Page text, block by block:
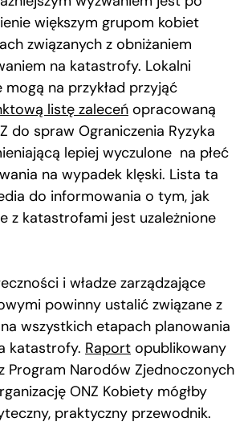
większym grupom kobiet
związanych z obniżaniem
na katastrofy. Lokalni
mogą na przykład przyjąć
listę zaleceń opracowaną
do spraw Ograniczenia Ryzyka
lepiej wyczulone na płeć
na wypadek klęski. Lista ta
do informowania o tym, jak
z katastrofami jest uzależnione
i władze zarządzające
powinny ustalić związane z
wszystkich etapach planowania
katastrofy. Raport opublikowany
Program Narodów Zjednoczonych
ONZ Kobiety mógłby
praktyczny przewodnik.